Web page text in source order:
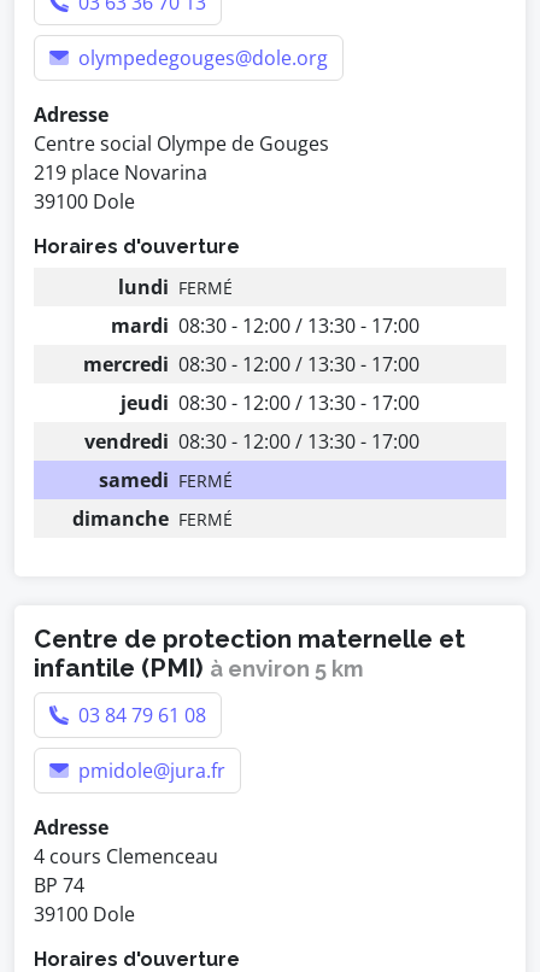
olympedegouges@dole.org
Adresse
Centre social Olympe de Gouges
219 place Novarina
39100 Dole
Horaires d'ouverture
lundi FERMÉ
mardi 08:30 - 12:00 / 13:30 - 17:00
mercredi 08:30 - 12:00 / 13:30 - 17:00
jeudi 08:30 - 12:00 / 13:30 - 17:00
vendredi 08:30 - 12:00 / 13:30 - 17:00
samedi FERMÉ
dimanche FERMÉ
Centre de protection maternelle et
infantile (PMI) à environ 5 km
03 84 79 61 08
pmidole@jura.fr
Adresse
4 cours Clemenceau
BP 74
39100 Dole
Horaires d'ouverture